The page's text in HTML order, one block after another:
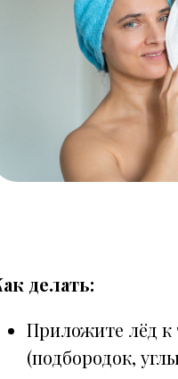
делать:
Приложите лёд
(подбородок,